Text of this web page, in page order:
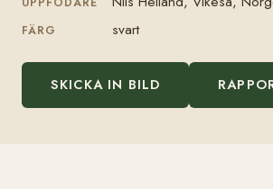
FÄRG svart
SKICKA IN BILD